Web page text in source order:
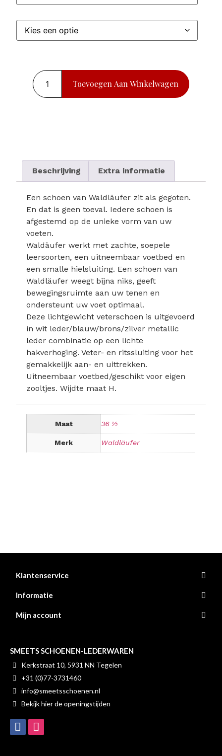
Toevoegen Aan Winkelwagen
Beschrijving Extra informatie
Een schoen van Waldläufer zit als gegoten.
En dat is geen toeval. Iedere schoen is
afgestemd op de unieke vorm van uw
voeten.
Waldäufer werkt met zachte, soepele
leersoorten, een uitneembaar voetbed en
een smalle hielsluiting. Een schoen van
Waldläufer weegt bijna niks, geeft
bewegingsruimte aan uw tenen en
ondersteunt uw voet optimaal.
Deze lichtgewicht veterschoen is uitgevoerd
in wit leder/blauw/brons/zilver metallic
leder combinatie op een lichte
hakverhoging. Veter- en ritssluiting voor het
gemakkelijk aan- en uittrekken.
Uitneembaar voetbed/geschikt voor eigen
zooltjes. Wijdte maat H.
Maat 36 ½
Merk Waldläufer
Klantenservice
Informatie
Mijn account
SMEETS SCHOENEN-LEDERWAREN
Kerkstraat 10, 5931 NN Tegelen
+31 (0)77-3731460
info@smeetsschoenen.nl
Bekijk hier de openingstijden